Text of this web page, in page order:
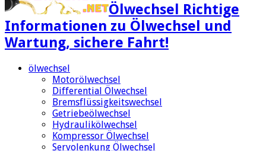
Ölwechsel Richtige
Informationen zu Ölwechsel und
Wartung, sichere Fahrt!
ölwechsel
Motorölwechsel
Differential Ölwechsel
Bremsflüssigkeitswechsel
Getriebeölwechsel
Hydraulikölwechsel
Kompressor Ölwechsel
Servolenkung Ölwechsel